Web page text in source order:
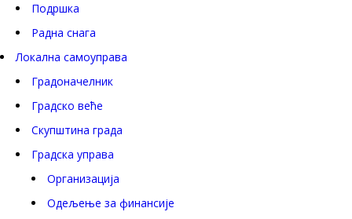
Подршка
Радна снага
Локална самоуправа
Градоначелник
Градско веће
Скупштина града
Градска управа
Организација
Одељење за финансије